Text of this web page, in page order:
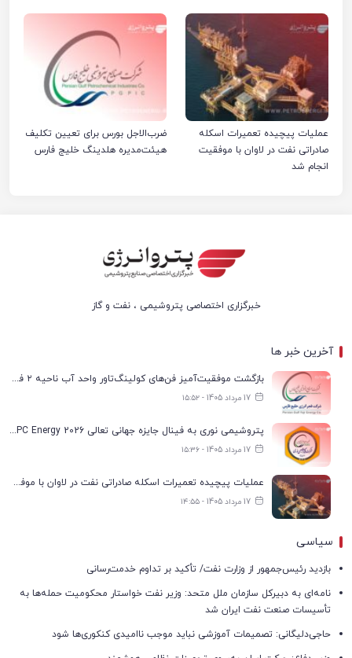
عملیات پیچیده تعمیرات اسکله
صادراتی نفت در لاوان با موفقیت
انجام شد
ضرب‌الاجل بورس برای تعیین تکلیف
هیئت‌مدیره هلدینگ خلیج فارس
خبرگزاری اختصاصی پتروشیمی ، نفت و گاز
آخرین خبر ها
بازگشت موفقیت‌آمیز فن‌های کولینگ‌تاور واحد آب ناحیه ۲ فجر انرژی به مدار تولید
17 مرداد 1405 - ۱۵:۵۲
پتروشیمی نوری به فینال جایزه جهانی تعالی WPC Energy 2026 رسید
17 مرداد 1405 - ۱۵:۳۶
عملیات پیچیده تعمیرات اسکله صادراتی نفت در لاوان با موفقیت انجام شد
17 مرداد 1405 - ۱۴:۵۵
سیاسی
بازدید رئیس‌جمهور از وزارت نفت/ تأکید بر تداوم خدمت‌رسانی
نامه‌ای به دبیرکل سازمان ملل متحد: وزیر نفت خواستار محکومیت حمله‌ها به
تأسیسات صنعت نفت ایران شد
حاجی‌دلیگانی: تصمیمات آموزشی نباید موجب ناامیدی کنکوری‌ها شود